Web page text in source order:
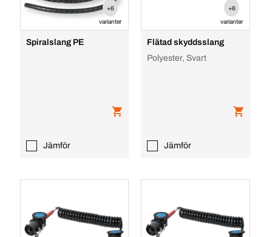
+6
varianter
Spiralslang PE
Jämför
+6
varianter
Flätad skyddsslang
Polyester, Svart
Jämför